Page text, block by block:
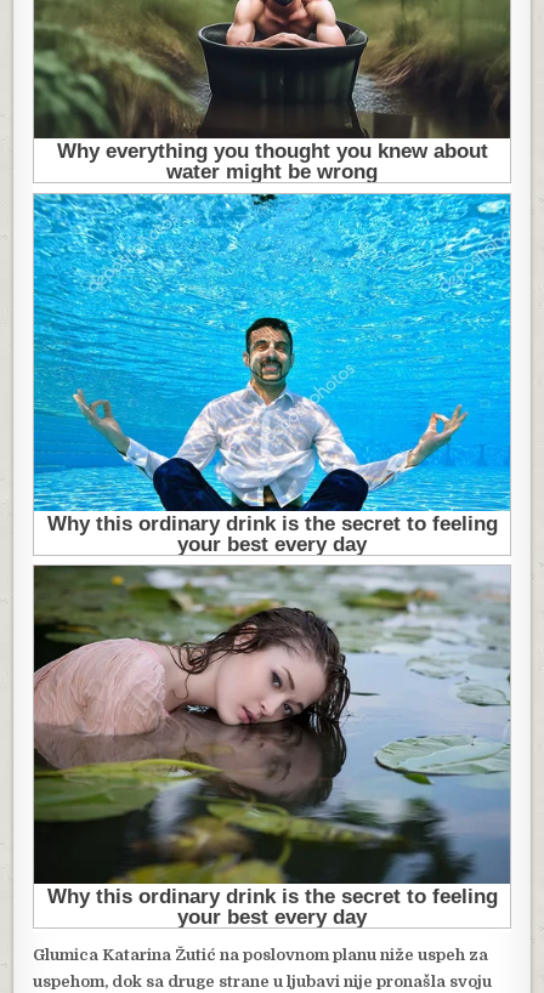
Glumica Katarina Žutić na poslovnom planu niže uspeh za
uspehom, dok sa druge strane u ljubavi nije pronašla svoju